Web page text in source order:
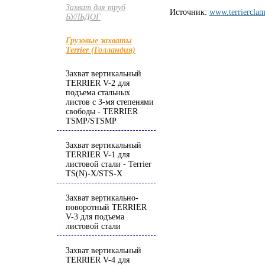
Захват для труб
БУЛЬДОГ
Грузовые захваты
Terrier (Голландия)
Захват вертикальный
TERRIER V-2 для
подъема стальных
листов с 3-мя степенями
свободы - TERRIER
TSMP/STSMP
Захват вертикальный
TERRIER V-1 для
листовой стали - Terrier
TS(N)-X/STS-X
Захват вертикально-
поворотный TERRIER
V-3 для подъема
листовой стали
Захват вертикальный
TERRIER V-4 для
Источник: